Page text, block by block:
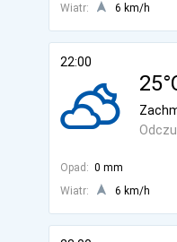
Wiatr:
6 km/h
22:00
Opad: 0 mm
Wiatr:
6 km/h